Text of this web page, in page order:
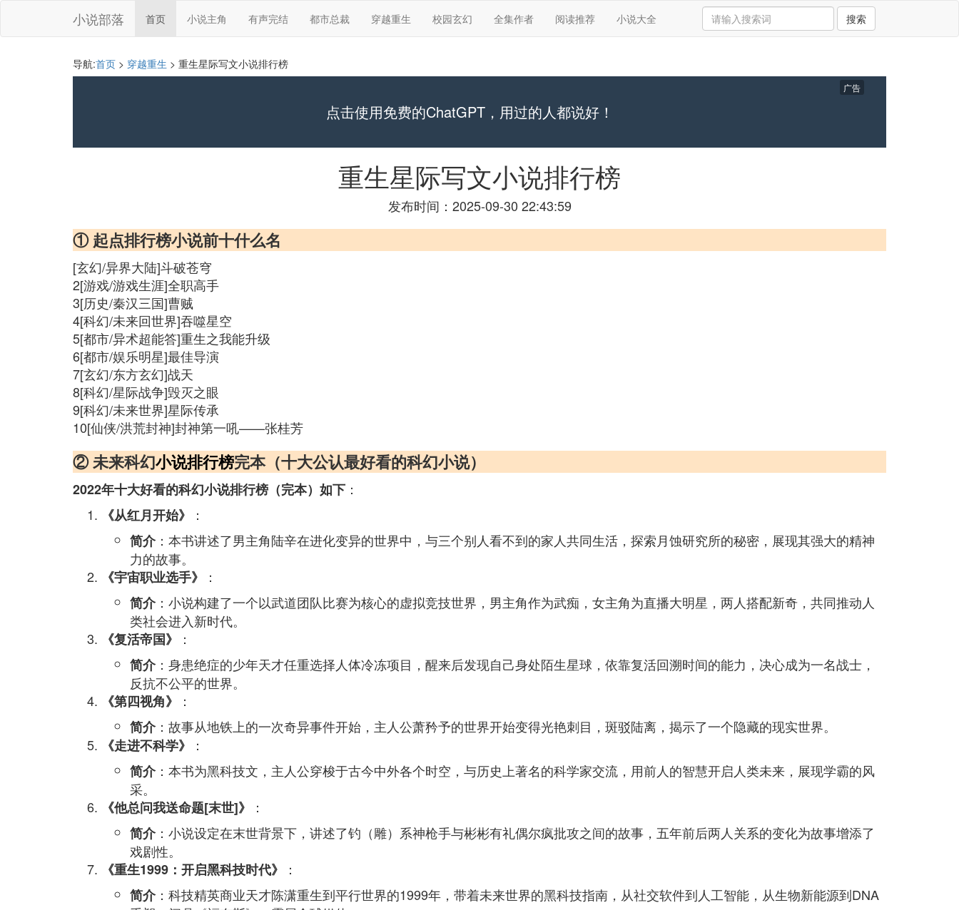
小说部落 首页 小说主角 有声完结 都市总裁 穿越重生 校园玄幻 全集作者 阅读推荐 小说大全 搜索
导航:首页 > 穿越重生 > 重生星际写文小说排行榜
点击使用免费的ChatGPT，用过的人都说好！
广告
重生星际写文小说排行榜
发布时间：2025-09-30 22:43:59
① 起点排行榜小说前十什么名
[玄幻/异界大陆]斗破苍穹
2[游戏/游戏生涯]全职高手
3[历史/秦汉三国]曹贼
4[科幻/未来回世界]吞噬星空
5[都市/异术超能答]重生之我能升级
6[都市/娱乐明星]最佳导演
7[玄幻/东方玄幻]战天
8[科幻/星际战争]毁灭之眼
9[科幻/未来世界]星际传承
10[仙侠/洪荒封神]封神第一吼——张桂芳
② 未来科幻小说排行榜完本（十大公认最好看的科幻小说）
2022年十大好看的科幻小说排行榜（完本）如下 ：
《从红月开始》
：
简介：本书讲述了男主角陆辛在进化变异的世界中，与三个别人看不到的家人共同生活，探索月蚀研究所的秘密，展现其强大的精神
力的故事。
《宇宙职业选手》
：
简介：小说构建了一个以武道团队比赛为核心的虚拟竞技世界，男主角作为武痴，女主角为直播大明星，两人搭配新奇，共同推动人
类社会进入新时代。
《复活帝国》
：
简介：身患绝症的少年天才任重选择人体冷冻项目，醒来后发现自己身处陌生星球，依靠复活回溯时间的能力，决心成为一名战士，
反抗不公平的世界。
《第四视角》
：
简介：故事从地铁上的一次奇异事件开始，主人公萧矜予的世界开始变得光艳刺目，斑驳陆离，揭示了一个隐藏的现实世界。
《走进不科学》
：
简介：本书为黑科技文，主人公穿梭于古今中外各个时空，与历史上著名的科学家交流，用前人的智慧开启人类未来，展现学霸的风
采。
《他总问我送命题[末世]》
：
简介：小说设定在末世背景下，讲述了钓（雕）系神枪手与彬彬有礼偶尔疯批攻之间的故事，五年前后两人关系的变化为故事增添了
戏剧性。
《重生1999：开启黑科技时代》
：
简介：科技精英商业天才陈潇重生到平行世界的1999年，带着未来世界的黑科技指南，从社交软件到人工智能，从生物新能源到DNA